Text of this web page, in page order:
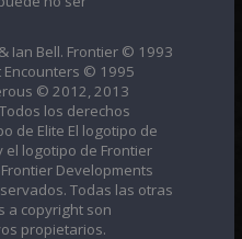
Ian Bell. Frontier © 1993
Encounters © 1995
© 2012, 2013
los derechos
de Elite El logotipo de
el logotipo de Frontier
Developments
Todas las otras
a copyright son
propietarios.